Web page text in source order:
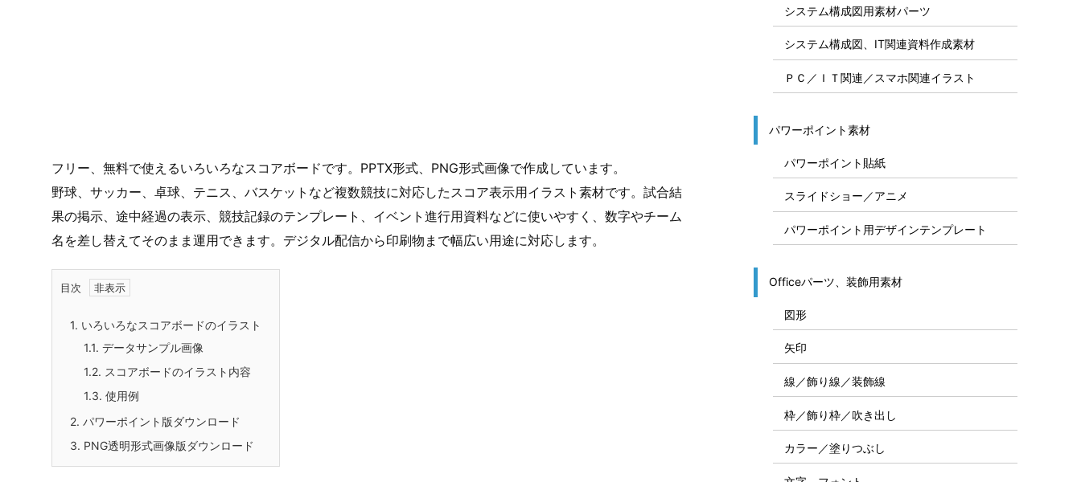
フリー、無料で使えるいろいろなスコアボードです。PPTX形式、PNG形式画像で作成しています。
野球、サッカー、卓球、テニス、バスケットなど複数競技に対応したスコア表示用イラスト素材です。試合結
果の掲示、途中経過の表示、競技記録のテンプレート、イベント進行用資料などに使いやすく、数字やチーム
名を差し替えてそのまま運用できます。デジタル配信から印刷物まで幅広い用途に対応します。
目次
1. いろいろなスコアボードのイラスト
1.1. データサンプル画像
1.2. スコアボードのイラスト内容
1.3. 使用例
2. パワーポイント版ダウンロード
3. PNG透明形式画像版ダウンロード
システム構成図用素材パーツ
システム構成図、IT関連資料作成素材
ＰＣ／ＩＴ関連／スマホ関連イラスト
パワーポイント素材
パワーポイント貼紙
スライドショー／アニメ
パワーポイント用デザインテンプレート
Officeパーツ、装飾用素材
図形
矢印
線／飾り線／装飾線
枠／飾り枠／吹き出し
カラー／塗りつぶし